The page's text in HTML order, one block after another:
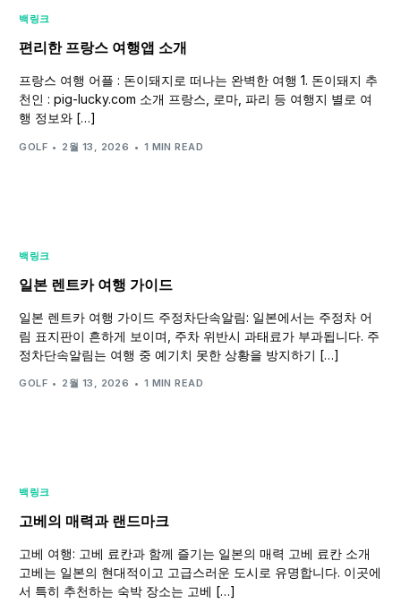
백링크
편리한 프랑스 여행앱 소개
프랑스 여행 어플 : 돈이돼지로 떠나는 완벽한 여행 1. 돈이돼지 추
천인 : pig-lucky.com 소개 프랑스, 로마, 파리 등 여행지 별로 여
행 정보와 […]
GOLF 2월 13, 2026 1 MIN READ
백링크
일본 렌트카 여행 가이드
일본 렌트카 여행 가이드 주정차단속알림: 일본에서는 주정차 어
림 표지판이 흔하게 보이며, 주차 위반시 과태료가 부과됩니다. 주
정차단속알림는 여행 중 예기치 못한 상황을 방지하기 […]
GOLF 2월 13, 2026 1 MIN READ
백링크
고베의 매력과 랜드마크
고베 여행: 고베 료칸과 함께 즐기는 일본의 매력 고베 료칸 소개
고베는 일본의 현대적이고 고급스러운 도시로 유명합니다. 이곳에
서 특히 추천하는 숙박 장소는 고베 […]